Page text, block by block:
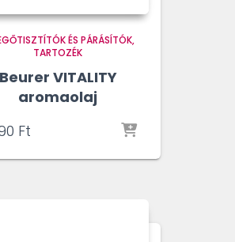
ÉS PÁRÁSÍTÓK
TARTOZÉK
Beurer VITALITY
aromaolaj
Ft